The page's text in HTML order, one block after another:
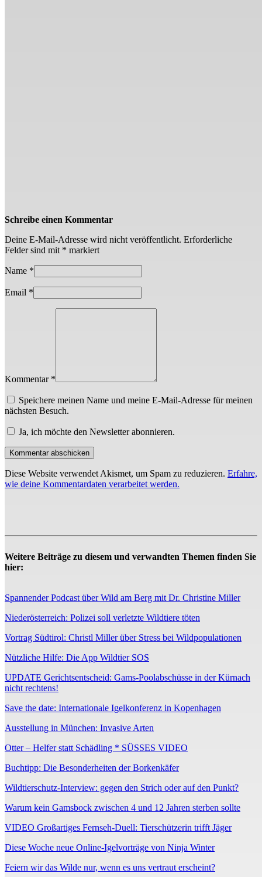
Schreibe einen Kommentar
Deine E-Mail-Adresse wird nicht veröffentlicht. Erforderliche
Felder sind mit * markiert
Name *
Email *
Kommentar *
Speichere meinen Name und meine E-Mail-Adresse für meinen
nächsten Besuch.
Ja, ich möchte den Newsletter abonnieren.
Diese Website verwendet Akismet, um Spam zu reduzieren. Erfahre,
wie deine Kommentardaten verarbeitet werden.
Weitere Beiträge zu diesem und verwandten Themen finden Sie
hier:
Spannender Podcast über Wild am Berg mit Dr. Christine Miller
Niederösterreich: Polizei soll verletzte Wildtiere töten
Vortrag Südtirol: Christl Miller über Stress bei Wildpopulationen
Nützliche Hilfe: Die App Wildtier SOS
UPDATE Gerichtsentscheid: Gams-Poolabschüsse in der Kürnach
nicht rechtens!
Save the date: Internationale Igelkonferenz in Kopenhagen
Ausstellung in München: Invasive Arten
Otter – Helfer statt Schädling * SÜSSES VIDEO
Buchtipp: Die Besonderheiten der Borkenkäfer
Wildtierschutz-Interview: gegen den Strich oder auf den Punkt?
Warum kein Gamsbock zwischen 4 und 12 Jahren sterben sollte
VIDEO Großartiges Fernseh-Duell: Tierschützerin trifft Jäger
Diese Woche neue Online-Igelvorträge von Ninja Winter
Feiern wir das Wilde nur, wenn es uns vertraut erscheint?